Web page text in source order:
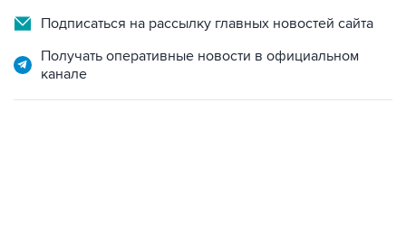
Получать оперативные новости в официальном